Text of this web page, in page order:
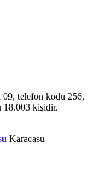
09, telefon kodu 256,
18.003 kişidir.
Karacasu